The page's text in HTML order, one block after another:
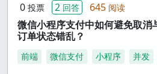
0 投票 2 回答 645 阅读
微信小程序支付中如何避免取消
订单状态错乱？
前端 微信支付 小程序 并发